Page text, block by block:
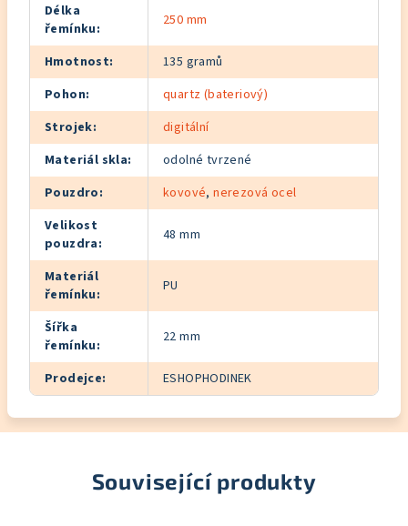
Délka
řemínku: 250 mm
Hmotnost:
135 gramů
Pohon:
quartz (bateriový)
Strojek:
digitální
Materiál skla:
odolné tvrzené
Pouzdro: kovové,nerezová ocel
Velikost
pouzdra: 48 mm
Materiál
řemínku: PU
Šířka
řemínku: 22 mm
Prodejce: ESHOPHODINEK
Související produkty